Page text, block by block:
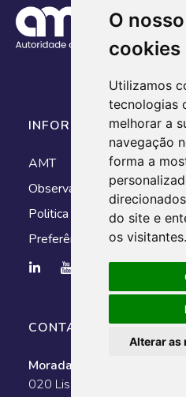
O
cookies
Utilizamos
tecnologias
melhorar a
navegação
forma a
do site e
os visitantes.
Alterar as
INFORMAÇÃO
AMT
Observatório
Politica de Privacidade
Preferências de cookies
CONTACTOS
Morada:
020 Lisboa